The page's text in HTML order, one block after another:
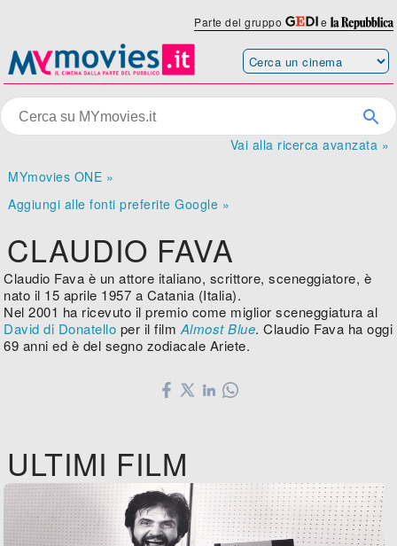
Parte del gruppo e
Vai alla ricerca avanzata »
MYmovies ONE »
Aggiungi alle fonti preferite Google »
CLAUDIO FAVA
Claudio Fava è un attore italiano, scrittore, sceneggiatore, è
nato il 15 aprile 1957 a Catania (Italia).
Nel 2001 ha ricevuto il premio come miglior sceneggiatura al
David di Donatello per il filmAlmost Blue. Claudio Fava ha oggi
69 anni ed è del segno zodiacale Ariete.
ULTIMI FILM